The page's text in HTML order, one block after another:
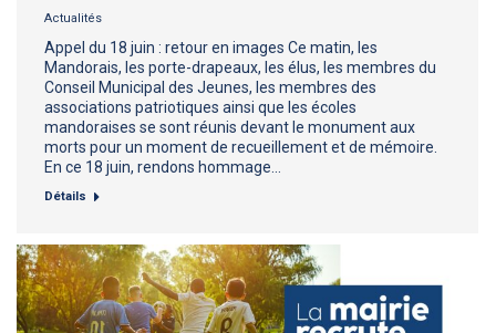
Actualités
Appel du 18 juin : retour en images Ce matin, les
Mandorais, les porte-drapeaux, les élus, les membres du
Conseil Municipal des Jeunes, les membres des
associations patriotiques ainsi que les écoles
mandoraises se sont réunis devant le monument aux
morts pour un moment de recueillement et de mémoire.
En ce 18 juin, rendons hommage…
Détails